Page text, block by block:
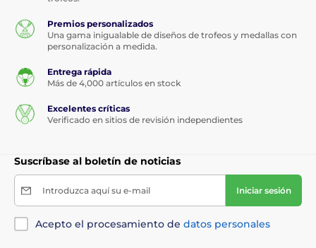
Premios personalizados
Una gama inigualable de diseños de trofeos y medallas con
personalización a medida.
Entrega rápida
Más de 4,000 artículos en stock
Excelentes críticas
Verificado en sitios de revisión independientes
Suscríbase al boletín de noticias
Introduzca aquí su e-mail Iniciar sesión
Acepto el procesamiento de datos personales